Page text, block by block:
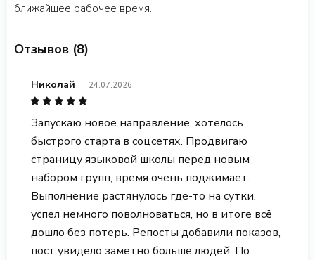
ближайшее рабочее время.
Отзывов (8)
Николай 24.07.2026
Запускаю новое направление, хотелось
быстрого старта в соцсетях. Продвигаю
страницу языковой школы перед новым
набором групп, время очень поджимает.
Выполнение растянулось где-то на сутки,
успел немного поволноваться, но в итоге всё
дошло без потерь. Репосты добавили показов,
пост увидело заметно больше людей. По